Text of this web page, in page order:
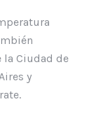
la Ciudad de
y